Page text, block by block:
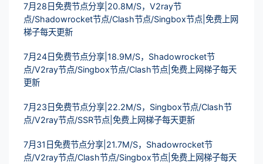
7月28日免费节点分享|20.8M/S，V2ray节
点/Shadowrocket节点/Clash节点/Singbox节点|免费上网
梯子每天更新
7月24日免费节点分享|18.9M/S，Shadowrocket节
点/V2ray节点/Singbox节点/Clash节点|免费上网梯子每天
更新
7月23日免费节点分享|22.2M/S，Singbox节点/Clash节
点/V2ray节点/SSR节点|免费上网梯子每天更新
7月31日免费节点分享|21.7M/S，Shadowrocket节
点/V2ray节点/Clash节点/Singbox节点|免费上网梯子每天